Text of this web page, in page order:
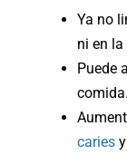
Ya no
ni en
Puede
comida.
caries y